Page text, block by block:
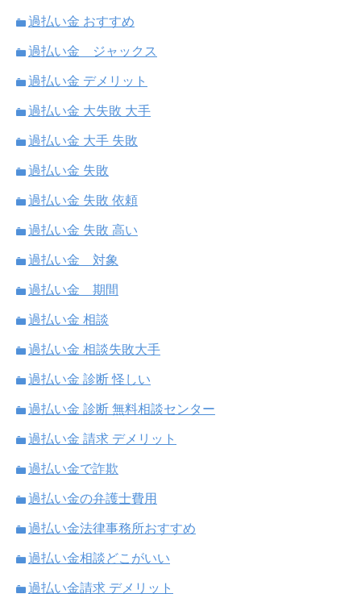
過払い金 おすすめ
過払い金 ジャックス
過払い金 デメリット
過払い金 大失敗 大手
過払い金 大手 失敗
過払い金 失敗
過払い金 失敗 依頼
過払い金 失敗 高い
過払い金 対象
過払い金 期間
過払い金 相談
過払い金 相談失敗大手
過払い金 診断 怪しい
過払い金 診断 無料相談センター
過払い金 請求 デメリット
過払い金で詐欺
過払い金の弁護士費用
過払い金法律事務所おすすめ
過払い金相談どこがいい
過払い金請求 デメリット